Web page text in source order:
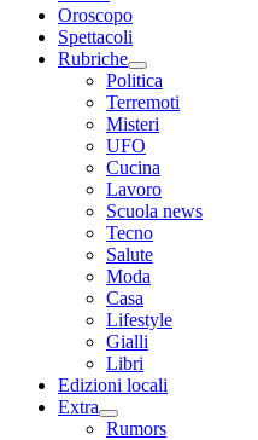
Oroscopo
Spettacoli
Rubriche
Politica
Terremoti
Misteri
UFO
Cucina
Lavoro
Scuola news
Tecno
Salute
Moda
Casa
Lifestyle
Gialli
Libri
Edizioni locali
Extra
Rumors